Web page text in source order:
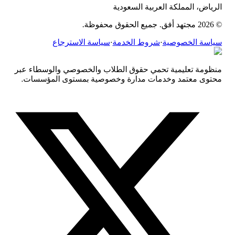
الرياض، المملكة العربية السعودية
© 2026 مجتهد أفق. جميع الحقوق محفوظة.
سياسة الخصوصية·شروط الخدمة·سياسة الاسترجاع
منظومة تعليمية تحمي حقوق الطلاب والخصوصي والوسطاء عبر
محتوى معتمد وخدمات مدارة وخصوصية بمستوى المؤسسات.